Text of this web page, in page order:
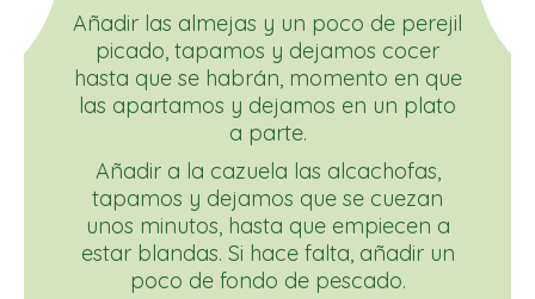
Añadir las almejas y un poco de perejil
picado, tapamos y dejamos cocer
hasta que se habrán, momento en que
las apartamos y dejamos en un plato
a parte.
Añadir a la cazuela las alcachofas,
tapamos y dejamos que se cuezan
unos minutos, hasta que empiecen a
estar blandas. Si hace falta, añadir un
poco de fondo de pescado.